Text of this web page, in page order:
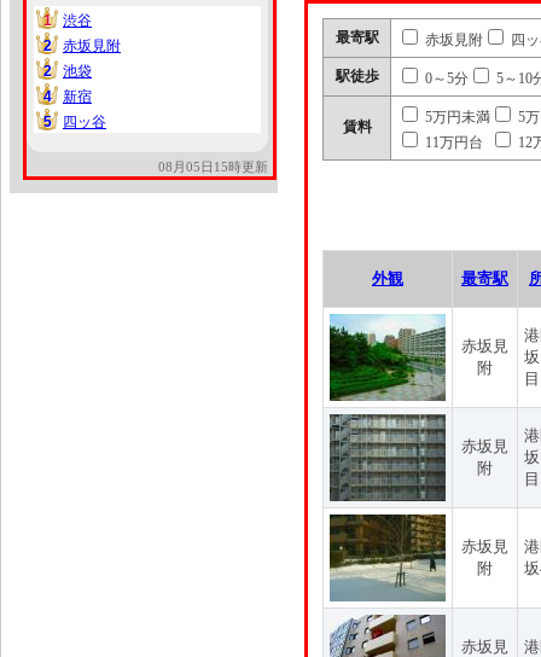
1
1
渋谷
2
2
赤坂見附
2
2
池袋
4
4
新宿
5
5 四ッ谷
08月05日15時更新
最寄駅 赤坂見附 四
駅徒歩 0～5分 5～10
賃料
5万円未満
5
11万円台
12
外観 最寄駅
赤坂見
附
目
赤坂見
附
目
赤坂見
附
赤坂見